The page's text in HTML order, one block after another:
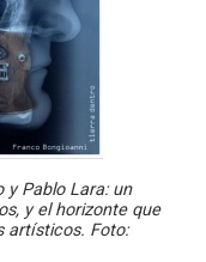
y Pablo Lara: un
y el horizonte que
artísticos. Foto: